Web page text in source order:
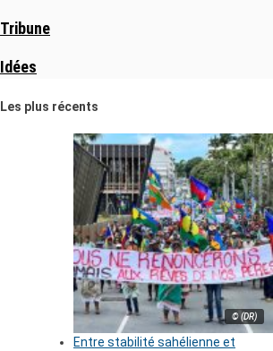
Tribune
Idées
Les plus récents
© (DR)
Entre stabilité sahélienne et